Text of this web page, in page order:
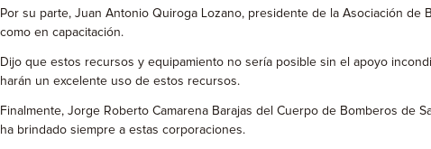
Por su parte, Juan Antonio Quiroga Lozano, presidente de la Asociación
como en capacitación.
Dijo que estos recursos y equipamiento no sería posible sin el apoyo
harán un excelente uso de estos recursos.
Finalmente, Jorge Roberto Camarena Barajas del Cuerpo de Bomberos de
ha brindado siempre a estas corporaciones.